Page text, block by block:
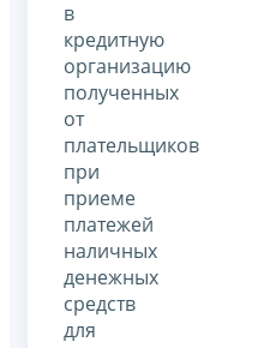
в
кредитную
организацию
полученных
от
плательщиков
при
приеме
платежей
наличных
денежных
средств
для